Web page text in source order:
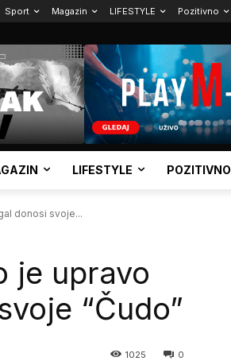
Sport Magazin LIFESTYLE Pozitivno
LIFESTYLE POZITIVNO
donosi svoje...
je upravo
“Čudo”
0
1025